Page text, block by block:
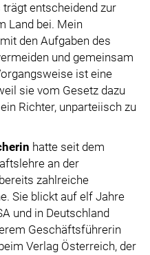
trägt entscheidend zur
Land bei. Mein
den Aufgaben des
und gemeinsam
ist eine
sie vom Gesetz dazu
Richter, unparteiisch zu
hatte seit dem
an der
zahlreiche
Sie blickt auf elf Jahre
und in Deutschland
Geschäftsführerin
Verlag Österreich, der